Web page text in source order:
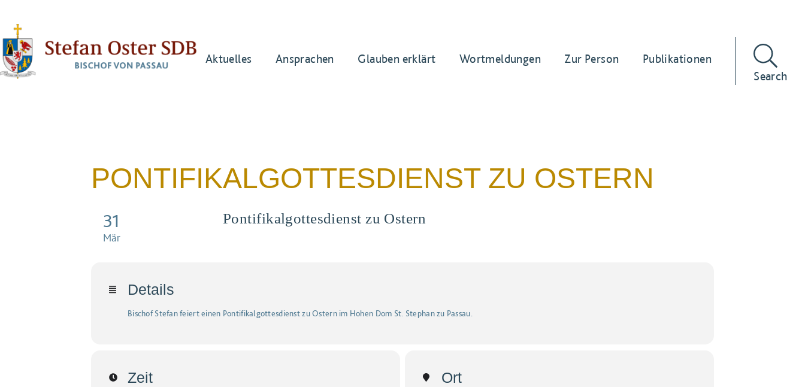
Aktuelles Ansprachen Glauben erklärt Wortmeldungen Zur Person
Publikationen
Search
PONTIFIKALGOTTESDIENST ZU OSTERN
31
Mär
Pontifikalgottesdienst zu Ostern
Details
Bischof Stefan feiert einen Pontifikalgottesdienst zu Ostern im Hohen Dom St. Stephan zu Passau.
Zeit Ort